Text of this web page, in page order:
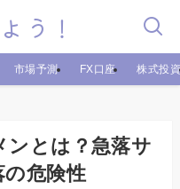
う！
市場予測 FX口座 株式投資
ンとは？急落サ
危険性